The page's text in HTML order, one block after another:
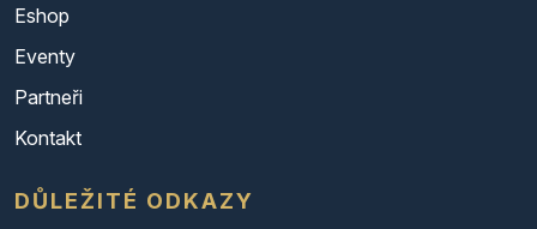
Eshop
Eventy
Partneři
Kontakt
DŮLEŽITÉ ODKAZY